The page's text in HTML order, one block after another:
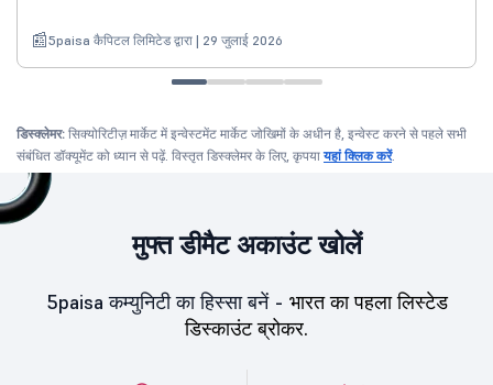
5paisa कैपिटल लिमिटेड द्वारा | 29 जुलाई 2026
डिस्क्लेमर: सिक्योरिटीज़ मार्केट में इन्वेस्टमेंट मार्केट जोखिमों के अधीन है, इन्वेस्ट करने से पहले सभी
संबंधित डॉक्यूमेंट को ध्यान से पढ़ें. विस्तृत डिस्क्लेमर के लिए, कृपयायहां क्लिक करें.
मुफ्त डीमैट अकाउंट खोलें
5paisa कम्युनिटी का हिस्सा बनें - भारत का पहला लिस्टेड
डिस्काउंट ब्रोकर.